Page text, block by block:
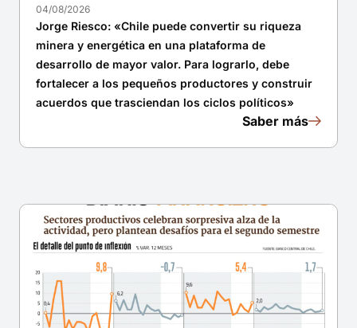
04/08/2026
Jorge Riesco: «Chile puede convertir su riqueza
minera y energética en una plataforma de
desarrollo de mayor valor. Para lograrlo, debe
fortalecer a los pequeños productores y construir
acuerdos que trasciendan los ciclos políticos»
Saber más